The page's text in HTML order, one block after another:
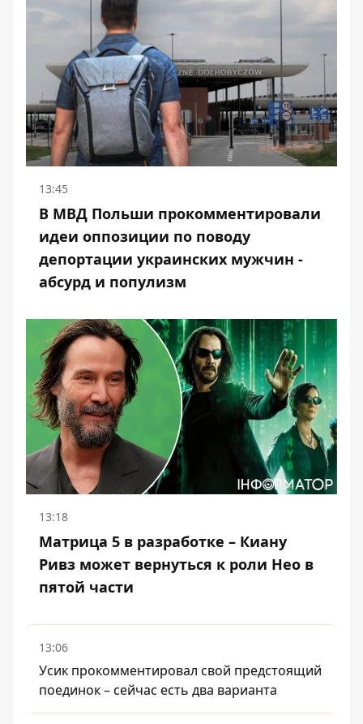
13:45
В МВД Польши прокомментировали
идеи оппозиции по поводу
депортации украинских мужчин -
абсурд и популизм
13:18
Матрица 5 в разработке – Киану
Ривз может вернуться к роли Нео в
пятой части
13:06
Усик прокомментировал свой предстоящий
поединок – сейчас есть два варианта